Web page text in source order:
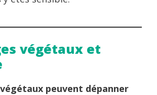
végétaux et
peuvent dépanner